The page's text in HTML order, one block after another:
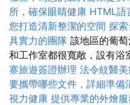
所，確保眼睛健康 HTML語
您打造清新整潔的空間 探
具實力的團隊 該地區的葡
和工作室都很寬敞，設有浴
寨旅遊簽證辦理 法令紋醫
要攜帶哪些文件，詳細準備
視力健康 提供專業的外燴